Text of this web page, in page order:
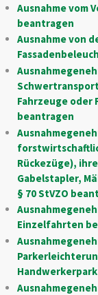
Ausnahme vom
beantragen
Ausnahme von
Fahrzeuge oder
beantragen
Rückezüge),
Gabelstapler,
§ 70 StVZO
Einzelfahrten